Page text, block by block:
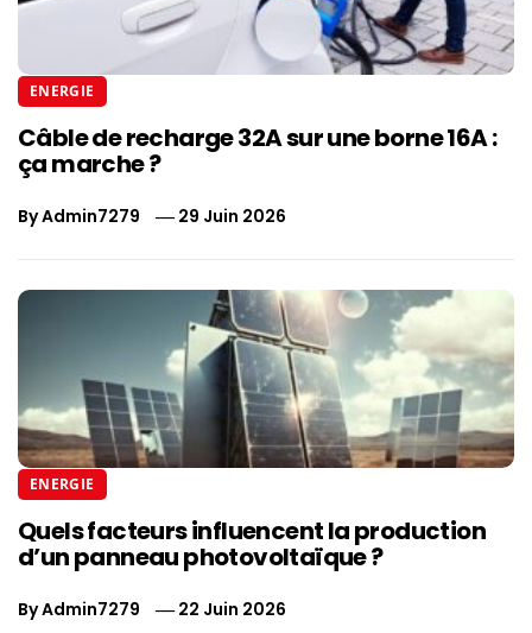
ENERGIE
Câble de recharge 32A sur une borne 16A :
ça marche ?
ByAdmin7279 29 Juin 2026
ENERGIE
Quels facteurs influencent la production
d’un panneau photovoltaïque ?
ByAdmin7279 22 Juin 2026